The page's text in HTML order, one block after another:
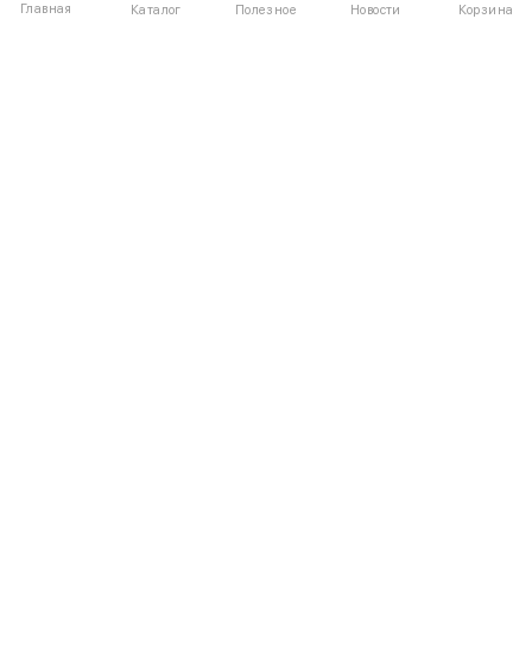
Главная Каталог Полезное Новости Корзина